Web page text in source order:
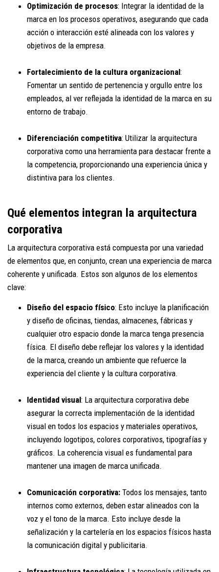
Optimización de procesos: Integrar la identidad de la
marca en los procesos operativos, asegurando que cada
acción o interacción esté alineada con los valores y
objetivos de la empresa.
Fortalecimiento de la cultura organizacional:
Fomentar un sentido de pertenencia y orgullo entre los
empleados, al ver reflejada la identidad de la marca en su
entorno de trabajo.
Diferenciación competitiva: Utilizar la arquitectura
corporativa como una herramienta para destacar frente a
la competencia, proporcionando una experiencia única y
distintiva para los clientes.
Qué elementos integran la arquitectura
corporativa
La arquitectura corporativa está compuesta por una variedad
de elementos que, en conjunto, crean una experiencia de marca
coherente y unificada. Estos son algunos de los elementos
clave:
Diseño del espacio físico: Esto incluye la planificación
y diseño de oficinas, tiendas, almacenes, fábricas y
cualquier otro espacio donde la marca tenga presencia
física. El diseño debe reflejar los valores y la identidad
de la marca, creando un ambiente que refuerce la
experiencia del cliente y la cultura corporativa.
Identidad visual: La arquitectura corporativa debe
asegurar la correcta implementación de la identidad
visual en todos los espacios y materiales operativos,
incluyendo logotipos, colores corporativos, tipografías y
gráficos. La coherencia visual es fundamental para
mantener una imagen de marca unificada.
Comunicación corporativa: Todos los mensajes, tanto
internos como externos, deben estar alineados con la
voz y el tono de la marca. Esto incluye desde la
señalización y la cartelería en los espacios físicos hasta
la comunicación digital y publicitaria.